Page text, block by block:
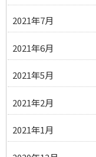
2021年7月
2021年6月
2021年5月
2021年2月
2021年1月